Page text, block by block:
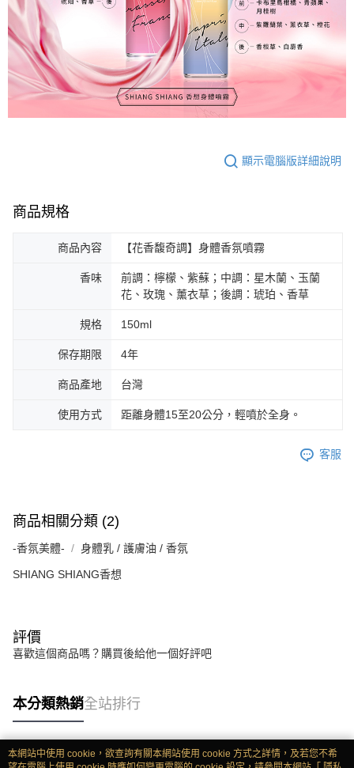
顯示電腦版詳細說明
商品規格
商品內容 【花香馥奇調】身體香氛噴霧
香味
前調：檸檬、紫蘇；中調：星木蘭、玉蘭
花、玫瑰、薰衣草；後調：琥珀、香草
規格 150ml
保存期限 4年
商品產地 台灣
使用方式 距離身體15至20公分，輕噴於全身。
客服
商品相關分類 (2)
-香氛美體- 身體乳 / 護膚油 / 香氛
SHIANG SHIANG香想
評價
喜歡這個商品嗎？購買後給他一個好評吧
本分類熱銷全站排行
本網站中使用 cookie，欲查詢有關本網站使用 cookie 方式之詳情，及若您不希